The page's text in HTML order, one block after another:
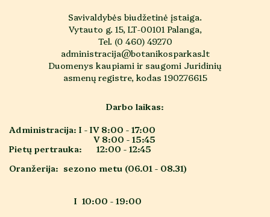
Savivaldybės biudžetinė įstaiga.
Vytauto g. 15, LT-00101 Palanga,
Tel. (0 460) 49270
administracija@botanikosparkas.lt
Duomenys kaupiami ir saugomi Juridinių
asmenų registre, kodas 190276615
Darbo laikas:
Administracija: I - IV 8:00 - 17:00
V 8:00 - 15:45
Pietų pertrauka: 12:00 - 12:45
Oranžerija: sezono metu (06.01 - 08.31)
I 10:00 - 19:00